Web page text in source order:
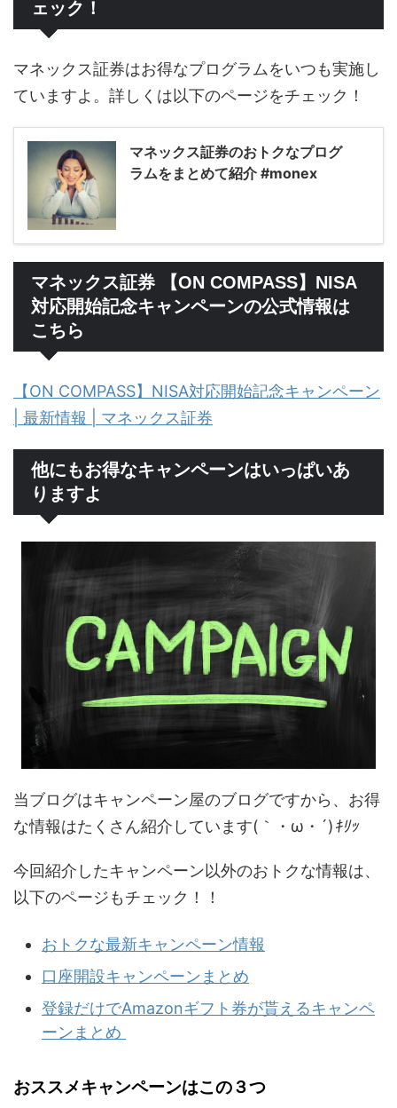
ェック！
マネックス証券はお得なプログラムをいつも実施し
ていますよ。詳しくは以下のページをチェック！
マネックス証券のおトクなプログ
ラムをまとめて紹介 #monex
マネックス証券 【ON COMPASS】NISA
対応開始記念キャンペーンの公式情報は
こちら
【ON COMPASS】NISA対応開始記念キャンペーン
| 最新情報 | マネックス証券
他にもお得なキャンペーンはいっぱいあ
りますよ
当ブログはキャンペーン屋のブログですから、お得
な情報はたくさん紹介しています(｀・ω・´)ｷﾘｯ
今回紹介したキャンペーン以外のおトクな情報は、
以下のページもチェック！！
おトクな最新キャンペーン情報
口座開設キャンペーンまとめ
登録だけでAmazonギフト券が貰えるキャンペ
ーンまとめ
おススメキャンペーンはこの３つ